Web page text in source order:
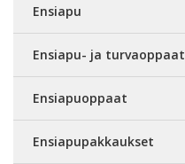
Ensiapu
Ensiapu- ja turvaoppaat
Ensiapuoppaat
Ensiapupakkaukset